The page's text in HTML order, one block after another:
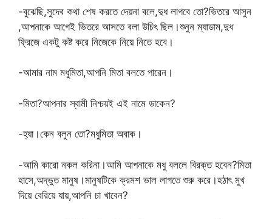
-বুঝেছি,সুদেব কথা শেষ করতে দেয়না বলে,দুধ লাগবে তো?ভিতরে আসুন
,আপনাকে আগেই ভিতরে আসতে বলা উচিৎ ছিল।শুনুন ম্যাডাম,দুধ
ফ্রিজে একটু কষ্ট করে নিজেকে নিয়ে নিতে হবে।
-আমার নাম মধুমিতা,আপনি মিতা বলতে পারেন।
-মিতা?আপনার স্বামী নিশ্চয়ই এই নামে ডাকেন?
-হ্যা।কেন বলুন তো?মধুমিতা অবাক।
-আমি কারো নকল করিনা।আমি আপনাকে মধু বললে বিরক্ত হবেন?মিতা
হাসে,অদ্ভুত মানুষ।মানুষটিকে ক্রমশ ভাল লাগতে শুরু করে।হঠাৎ মুখ
দিয়ে বেরিয়ে যায়,আপনি চা খাবেন?